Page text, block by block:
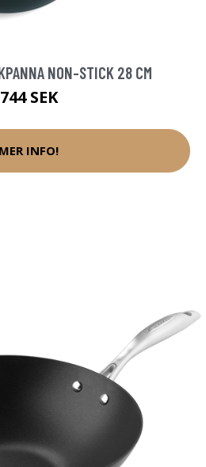
NON-STICK 28 CM
744 SEK
MER INFO!